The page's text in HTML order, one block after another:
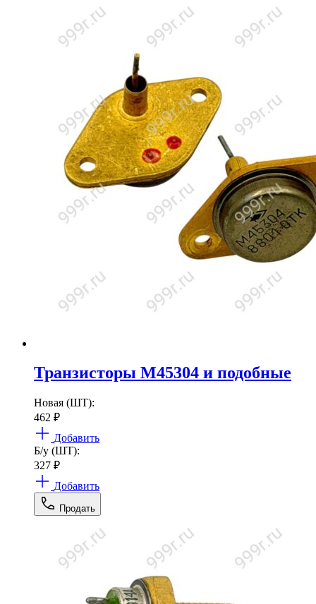
Транзисторы М45304 и подобные
Новая (ШТ):
462 ₽
Добавить
Б/у (ШТ):
327 ₽
Добавить
Продать